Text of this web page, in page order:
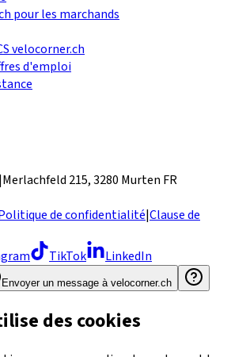
pour les marchands
velocorner.ch
d'emploi
|Merlachfeld 215, 3280 Murten FR
de confidentialité|Clause de
TikTok LinkedIn
Envoyer un message à velocorner.ch
des cookies